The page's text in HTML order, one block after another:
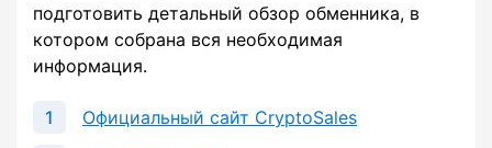
подготовить детальный обзор обменника, в
котором собрана вся необходимая
информация.
Официальный сайт CryptoSales